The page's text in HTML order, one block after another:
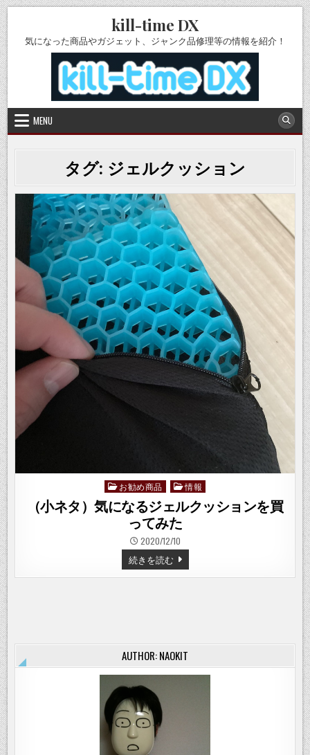
Skip
to
content
kill-time DX
気になった商品やガジェット、ジャンク品修理等の情報を紹介！
MENU
タグ: ジェルクッション
Posted
in
お勧め商品 情報
（小ネタ）気になるジェルクッションを買
ってみた
2020/12/10
続きを読む（小
ネ
タ）
ク
ッ
シ
ョ
AUTHOR: NAOKIT